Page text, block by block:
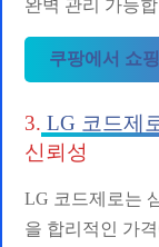
완벽 관리 가능
쿠팡에서 쇼핑
3. LG 코드제
신뢰성
LG 코드제로는
을 합리적인 가